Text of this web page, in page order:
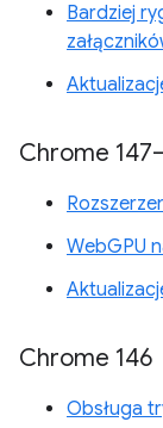
Bardziej
Chrome
WebGPU
Chrome 146
Obsługa